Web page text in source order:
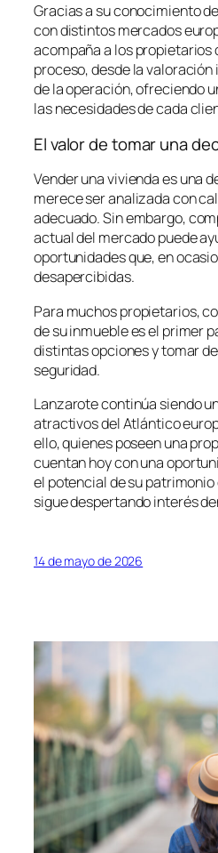
Gracias a su conocimiento
con distintos mercados
acompaña a los propietarios
proceso, desde la
de la operación, ofreciendo
las necesidades de cada
El valor de tomar una
Vender una vivienda es una
merece ser analizada con
adecuado. Sin embargo,
actual del mercado puede
oportunidades que, en
desapercibidas.
Para muchos propietarios,
de su inmueble es el primer
distintas opciones y tomar
seguridad.
Lanzarote continúa siendo
atractivos del Atlántico
ello, quienes poseen una
cuentan hoy con una
el potencial de su
sigue despertando interés
14 de mayo de 2026